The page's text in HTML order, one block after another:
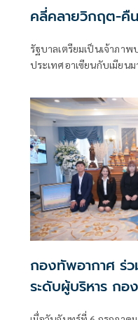
คลี่คลายวิกฤต-คื
รัฐบาลเตรียมเป็นเจ้าภาพ
ประเทศอาเซียนกับเมียน
กองทัพอากาศ
ระดับผู้บริหาร กอ
ข่ายชมรมพัฒนาสั